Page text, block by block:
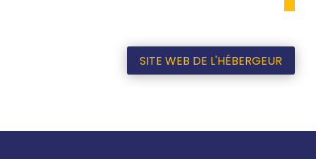
SITE WEB DE L'HÉBERGEUR